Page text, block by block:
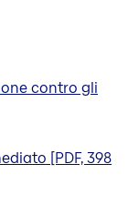
contro gli
[PDF, 398